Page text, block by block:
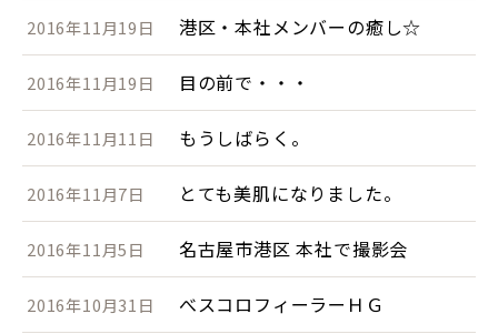
2016年11月19日 港区・本社メンバーの癒し☆
2016年11月19日 目の前で・・・
2016年11月11日 もうしばらく。
2016年11月7日 とても美肌になりました。
2016年11月5日 名古屋市港区 本社で撮影会
2016年10月31日 べスコロフィーラーＨＧ